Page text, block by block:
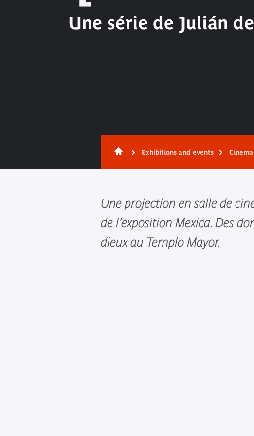
Une série de Julián
Exhibitions and events Cinema
Une projection en salle de
de l’exposition Mexica. Des
dieux au Templo Mayor.